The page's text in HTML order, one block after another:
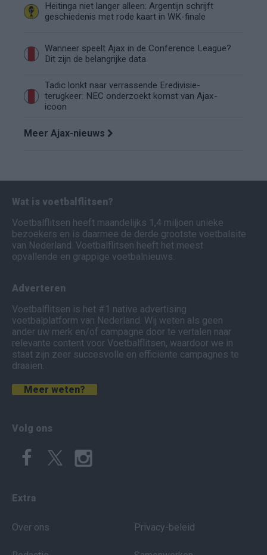
Heitinga niet langer alleen: Argentijn schrijft
geschiedenis met rode kaart in WK-finale
Wanneer speelt Ajax in de Conference League?
Dit zijn de belangrijke data
Tadic lonkt naar verrassende Eredivisie-
terugkeer: NEC onderzoekt komst van Ajax-
icoon
Meer Ajax-nieuws
Wat is voetbalflitsen?
Voetbalflitsen heeft maandelijks 1,4 miljoen unieke
bezoekers en is daarmee de derde grootste voetbalsite
van Nederland. Voetbalflitsen heeft het meest
opvallende en grappige voetbalnieuws.
Adverteren
Voetbalflitsen is het #1 native advertising
voetbalplatform van Nederland. Wij weten als geen
ander uw merk en/of campagne door te vertalen naar
relevante content voor Voetbalflitsen, waardoor we in
staat zijn zeer succesvolle en efficiënte campagnes te
draaien.
Meer weten?
Volg ons
Extra
Over ons Privacy-beleid